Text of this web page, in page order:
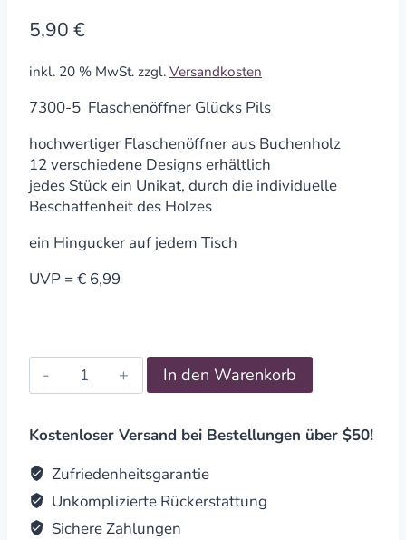
5,90 €
inkl. 20 % MwSt. zzgl. Versandkosten
7300-5 Flaschenöffner Glücks Pils
hochwertiger Flaschenöffner aus Buchenholz
12 verschiedene Designs erhältlich
jedes Stück ein Unikat, durch die individuelle
Beschaffenheit des Holzes
ein Hingucker auf jedem Tisch
UVP = € 6,99
Flaschenöffner
Glücks
quantity
In den Warenkorb
Kostenloser Versand bei Bestellungen über $50!
Zufriedenheitsgarantie
Unkomplizierte Rückerstattung
Sichere Zahlungen